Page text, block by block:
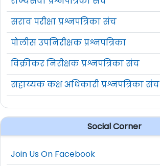
सराव परीक्षा प्रश्नपत्रिका संच
पोलीस उपनिरीक्षक प्रश्नपत्रिका
विक्रीकर निरीक्षक प्रश्नपत्रिका संच
सहाय्यक कक्ष अधिकारी प्रश्नपत्रिका संच
Social Corner
Join Us On Facebook